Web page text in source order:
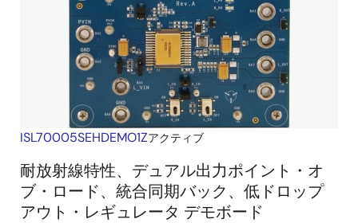
ISL70005SEHDEMO1Zアクティブ
耐放射線特性、デュアル出力ポイント・オ
ブ・ロード、統合同期バック、低ドロップ
アウト・レギュレータ デモボード